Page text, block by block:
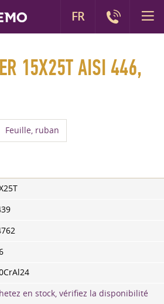
15X25T AISI 446,
Feuille, ruban
en stock, vérifiez la disponibilité
FR